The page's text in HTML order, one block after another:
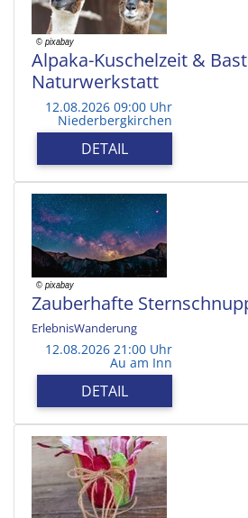
Alpaka-Kuschelzeit &
Naturwerkstatt
12.08.2026 09:00 Uhr
Niederbergkirchen
DETAIL
Zauberhafte
ErlebnisWanderung
12.08.2026 21:00 Uhr
Au am Inn
DETAIL